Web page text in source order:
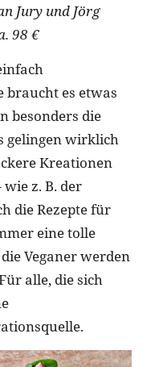
Jury und Jörg
98 €
braucht es etwas
besonders die
gelingen wirklich
Kreationen
z. B. der
die Rezepte für
eine tolle
Veganer werden
alle, die sich